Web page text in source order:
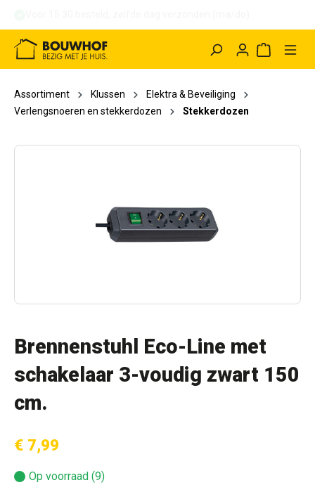
Assortiment Klussen
Elektra & Beveiliging
Verlengsnoeren en stekkerdozen
Stekkerdozen
Brennenstuhl Eco-Line met
schakelaar 3-voudig zwart 150
cm.
€ 7,99
Op voorraad (9)